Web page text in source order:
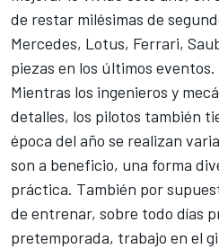
de restar milésimas de
Mercedes, Lotus, Ferrari,
piezas en los últimos eventos.
Mientras los ingenieros y
detalles, los pilotos también
época del año se realizan
son a beneficio, una forma
práctica. También por
de entrenar, sobre todo días
pretemporada, trabajo en el